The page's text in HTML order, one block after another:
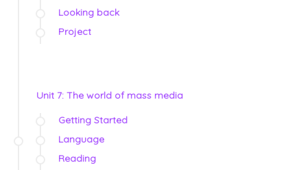
Looking back
Project
Unit 7: The world of mass media
Getting Started
Language
Reading